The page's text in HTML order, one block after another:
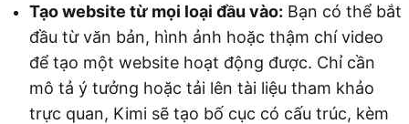
Tạo website từ mọi loại đầu vào: Bạn có thể bắt
đầu từ văn bản, hình ảnh hoặc thậm chí video
để tạo một website hoạt động được. Chỉ cần
mô tả ý tưởng hoặc tải lên tài liệu tham khảo
trực quan, Kimi sẽ tạo bố cục có cấu trúc, kèm